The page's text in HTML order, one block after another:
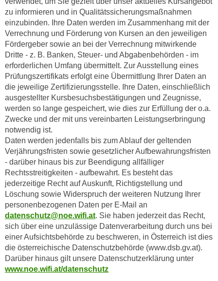
zu informieren und in Qualitätssicherungsmaßnahmen
einzubinden. Ihre Daten werden im Zusammenhang mit der
Verrechnung und Förderung von Kursen an den jeweiligen
Fördergeber sowie an bei der Verrechnung mitwirkende
Dritte - z. B. Banken, Steuer- und Abgabenbehörden - im
erforderlichen Umfang übermittelt. Zur Ausstellung eines
Prüfungszertifikats erfolgt eine Übermittlung Ihrer Daten an
die jeweilige Zertifizierungsstelle. Ihre Daten, einschließlich
ausgestellter Kursbesuchsbestätigungen und Zeugnisse,
werden so lange gespeichert, wie dies zur Erfüllung der o.a.
Zwecke und der mit uns vereinbarten Leistungserbringung
notwendig ist.
Daten werden jedenfalls bis zum Ablauf der geltenden
Verjährungsfristen sowie gesetzlicher Aufbewahrungsfristen
- darüber hinaus bis zur Beendigung allfälliger
Rechtsstreitigkeiten - aufbewahrt. Es besteht das
jederzeitige Recht auf Auskunft, Richtigstellung und
Löschung sowie Widerspruch der weiteren Nutzung Ihrer
personenbezogenen Daten per E-Mail an
datenschutz@noe.wifi.at. Sie haben jederzeit das Recht,
sich über eine unzulässige Datenverarbeitung durch uns bei
einer Aufsichtsbehörde zu beschweren, in Österreich ist dies
die österreichische Datenschutzbehörde (www.dsb.gv.at).
Darüber hinaus gilt unsere Datenschutzerklärung unter
www.noe.wifi.at/datenschutz
A
n
a
l
y
s
e
z
w
e
c
k
e
n
u
n
u
m
f
ü
r
S
e
d
e
r
C
o
o
k
i
e
S
e
t
z
u
n
g
z
u
t
i